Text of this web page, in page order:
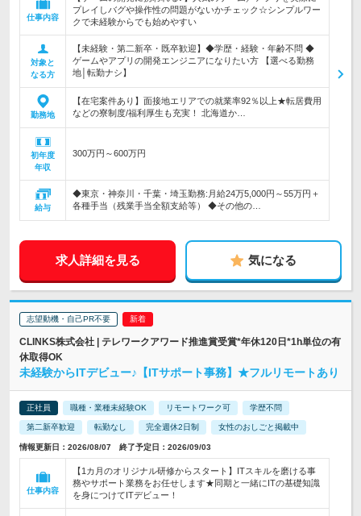
仕事内容
プレイしバグや操作性の問題がないかチェック☆シンプルワー
クで未経験からでも始めやすい
対象と
なる方
【未経験・第二新卒・既卒歓迎】◆学歴・経験・年齢不問 ◆
ゲームやアプリの開発エンジニアになりたい方 【選べる勤務
地│転勤ナシ】
勤務地
【在宅案件あり】面接地エリアでの就業率92％以上★転居費用
などの寮制度/福利厚生も充実！ 北海道か…
初年度
年収
300万円～600万円
給与
◆東京・神奈川・千葉・埼玉勤務:月給24万5,000円～55万円＋
各種手当（残業手当全額支給等） ◆その他の…
求人詳細を見る 気になる
志望動機・自己PR不要
CLINKS株式会社 | テレワークアワード推進賞受賞*年休120日*1h単位の有
休取得OK
未経験からITデビュー♪【ITサポート事務】★フルリモートあり
正社員 職種・業種未経験OK リモートワーク可 学歴不問
第二新卒歓迎 転勤なし 完全週休2日制 女性のおしごと掲載中
情報更新日：2026/08/07 終了予定日：2026/09/03
仕事内容
【1カ月のオリジナル研修からスタート】ITスキルを磨ける事
務やサポート業務をお任せします★同期と一緒にITの基礎知識
を身につけてITデビュー！